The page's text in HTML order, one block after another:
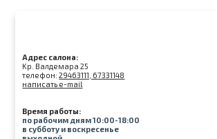
Адрес салона:
Kр. Валдемара 25
телефон:29463111, 67331148
написать e-mail
Время работы:
по рабочим дням 10:00-18:00
в субботу и воскресенье